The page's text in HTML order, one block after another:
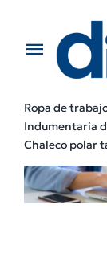
contentToggle
EMPRESA
PRODUCTOS
Ropa de
Indumentaria
Chaleco polar